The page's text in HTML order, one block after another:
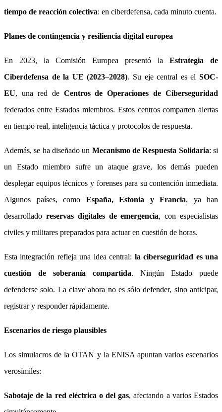
tiempo de reacción colectiva: en ciberdefensa, cada minuto cuenta.
Planes de contingencia y resiliencia digital europea
En 2023, la Comisión Europea presentó la Estrategia de
Ciberdefensa de la UE (2023–2028). Su eje central es elSOC-
EU, una red de Centros de Operaciones de Ciberseguridad
federados entre Estados miembros. Estos centros comparten alertas
en tiempo real, inteligencia táctica y protocolos de respuesta.
Además, se ha diseñado un Mecanismo de Respuesta Solidaria: si
un Estado miembro sufre un ataque grave, los demás pueden
desplegar equipos técnicos y forenses para su contención inmediata.
Algunos países, como España, Estonia y Francia, ya han
desarrollado reservas digitales de emergencia, con especialistas
civiles y militares preparados para actuar en cuestión de horas.
Esta integración refleja una idea central: la ciberseguridad es una
cuestión de soberanía compartida. Ningún Estado puede
defenderse solo. La clave ahora no es sólo defender, sino anticipar,
registrar y responder rápidamente.
Escenarios de riesgo plausibles
Los simulacros de la OTAN y la ENISA apuntan varios escenarios
verosímiles:
Sabotaje de la red eléctrica o del gas, afectando a varios Estados